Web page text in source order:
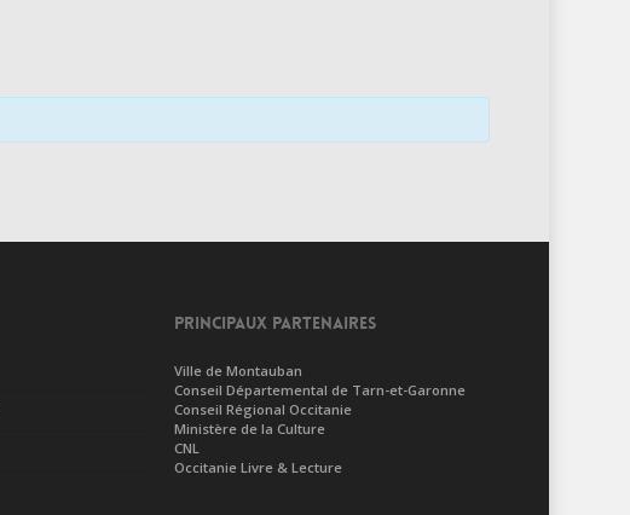
PRINCIPAUX PARTENAIRES
Ville de Montauban
Conseil Départemental de Tarn-et-Garonne
Conseil Régional Occitanie
Ministère de la Culture
CNL
Occitanie Livre & Lecture